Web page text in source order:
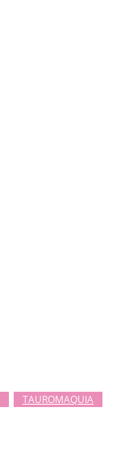
TAUROMAQUIA